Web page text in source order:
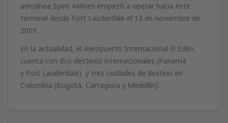
aerolínea Spirit Airlines empezó a operar hacia éste
terminal desde Fort Lauderdale el 13 de noviembre de
2009.
En la actualidad, el Aeropuerto Internacional El Edén
cuenta con dos destinos internacionales (Panamá
y Fort Lauderdale) y tres ciudades de destino en
Colombia (Bogotá, Cartagena y Medellín).